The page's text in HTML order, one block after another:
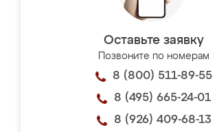
Оставьте заявку
Позвоните по номерам
8 (800) 511-89-55
8 (495) 665-24-01
8 (926) 409-68-13